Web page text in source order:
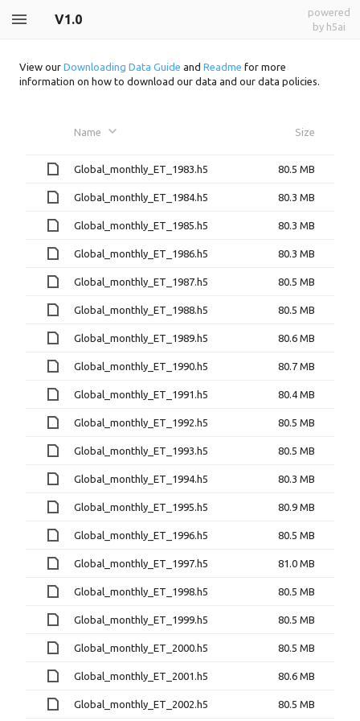
V1.0
powered
by h5ai
View our Downloading Data Guide and Readme for more
information on how to download our data and our data policies.
Name Size
Global_monthly_ET_1983.h5 80.5 MB
Global_monthly_ET_1984.h5 80.3 MB
Global_monthly_ET_1985.h5 80.3 MB
Global_monthly_ET_1986.h5 80.3 MB
Global_monthly_ET_1987.h5 80.5 MB
Global_monthly_ET_1988.h5 80.5 MB
Global_monthly_ET_1989.h5 80.6 MB
Global_monthly_ET_1990.h5 80.7 MB
Global_monthly_ET_1991.h5 80.4 MB
Global_monthly_ET_1992.h5 80.5 MB
Global_monthly_ET_1993.h5 80.5 MB
Global_monthly_ET_1994.h5 80.3 MB
Global_monthly_ET_1995.h5 80.9 MB
Global_monthly_ET_1996.h5 80.5 MB
Global_monthly_ET_1997.h5 81.0 MB
Global_monthly_ET_1998.h5 80.5 MB
Global_monthly_ET_1999.h5 80.5 MB
Global_monthly_ET_2000.h5 80.5 MB
Global_monthly_ET_2001.h5 80.6 MB
Global_monthly_ET_2002.h5 80.5 MB